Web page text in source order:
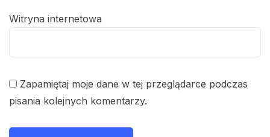
Witryna internetowa
Zapamiętaj moje dane w tej przeglądarce podczas
pisania kolejnych komentarzy.